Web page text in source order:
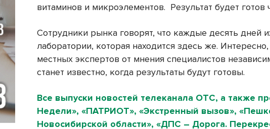
витаминов и микроэлементов. Результат будет
Сотрудники рынка говорят, что каждые десять дней
лаборатории, которая находится здесь же.
местных экспертов от мнения специалистов
станет известно, когда результаты будут готовы.
Все выпуски новостей телеканала ОТС, а также
Недели», «ПАТРИОТ», «Экстренный вызов»,
Новосибирской области», «ДПС – Дорога.